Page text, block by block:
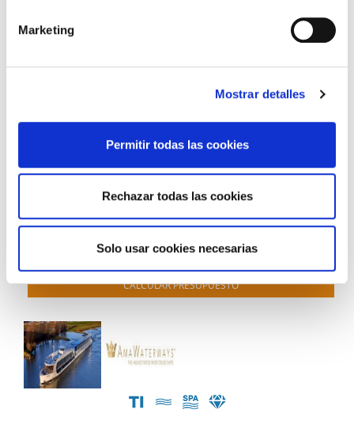
Marketing
Mostrar detalles
Permitir todas las cookies
Rechazar todas las cookies
Solo usar cookies necesarias
Mediterráneo desde Barcelona en
desde Barcelona
Civitavecchia (Roma)
518 €
+150€ de tasas
TE LLAMAMOS GRATIS
CALCULAR PRESUPUESTO